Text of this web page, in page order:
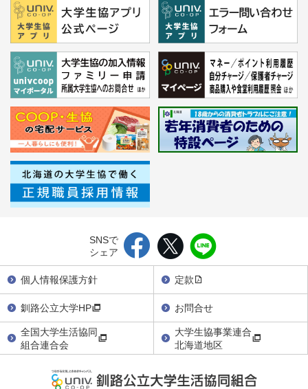
SNSで
シェア
個人情報保護方針
定款
釧路公立大学HP
お問合せ
全国大学生活協同
組合連合会
大学生協事業連合
北海道地区